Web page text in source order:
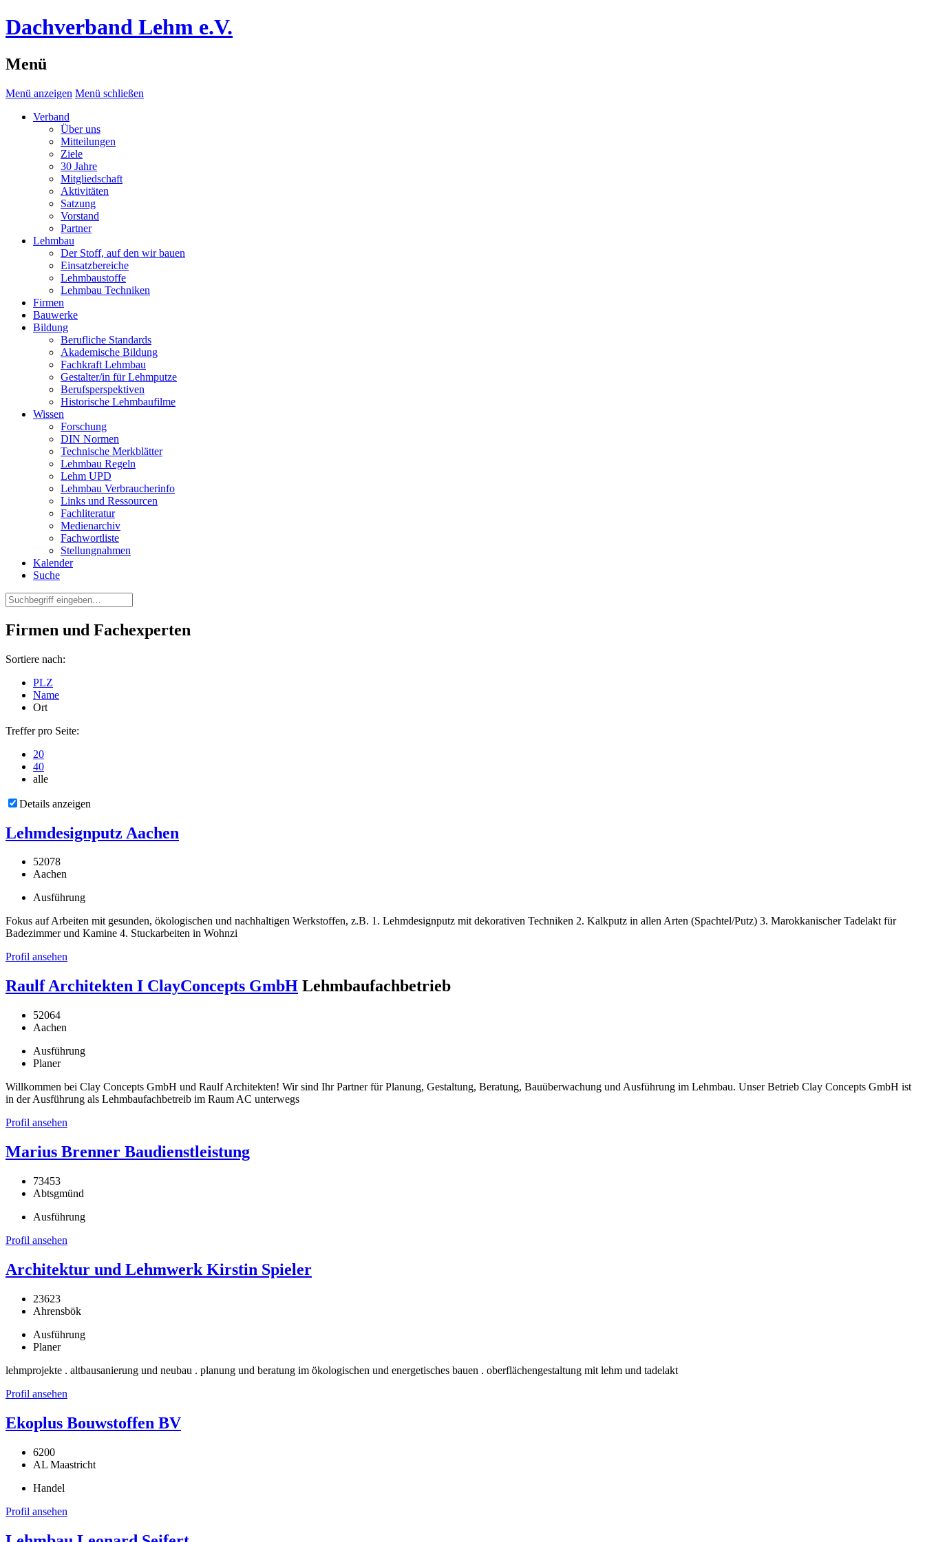
Dachverband Lehm e.V.
Menü
Menü anzeigen Menü schließen
Verband
Über uns
Mitteilungen
Ziele
30 Jahre
Mitgliedschaft
Aktivitäten
Satzung
Vorstand
Partner
Lehmbau
Der Stoff, auf den wir bauen
Einsatzbereiche
Lehmbaustoffe
Lehmbau Techniken
Firmen
Bauwerke
Bildung
Berufliche Standards
Akademische Bildung
Fachkraft Lehmbau
Gestalter/in für Lehmputze
Berufsperspektiven
Historische Lehmbaufilme
Wissen
Forschung
DIN Normen
Technische Merkblätter
Lehmbau Regeln
Lehm UPD
Lehmbau Verbraucherinfo
Links und Ressourcen
Fachliteratur
Medienarchiv
Fachwortliste
Stellungnahmen
Kalender
Suche
Firmen und Fachexperten
Sortiere nach:
PLZ
Name
Ort
Treffer pro Seite:
20
40
alle
Details anzeigen
Lehmdesignputz Aachen
52078
Aachen
Ausführung
Fokus auf Arbeiten mit gesunden, ökologischen und nachhaltigen Werkstoffen, z.B. 1. Lehmdesignputz mit dekorativen Techniken 2. Kalkputz in allen Arten (Spachtel/Putz) 3. Marokkanischer Tadelakt für
Badezimmer und Kamine 4. Stuckarbeiten in Wohnzi
Profil ansehen
Raulf Architekten I ClayConcepts GmbH Lehmbaufachbetrieb
52064
Aachen
Ausführung
Planer
Willkommen bei Clay Concepts GmbH und Raulf Architekten! Wir sind Ihr Partner für Planung, Gestaltung, Beratung, Bauüberwachung und Ausführung im Lehmbau. Unser Betrieb Clay Concepts GmbH ist
in der Ausführung als Lehmbaufachbetreib im Raum AC unterwegs
Profil ansehen
Marius Brenner Baudienstleistung
73453
Abtsgmünd
Ausführung
Profil ansehen
Architektur und Lehmwerk Kirstin Spieler
23623
Ahrensbök
Ausführung
Planer
lehmprojekte . altbausanierung und neubau . planung und beratung im ökologischen und energetisches bauen . oberflächengestaltung mit lehm und tadelakt
Profil ansehen
Ekoplus Bouwstoffen BV
6200
AL Maastricht
Handel
Profil ansehen